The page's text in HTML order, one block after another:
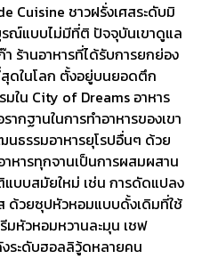
Cuisine ชาวฝรั่งเศสระดับมิ
ณ์แบบไม่มีที่ติ ปัจจุบันเขาดูแล
ร้านอาหารที่ได้รับการยกย่อง
สุดในโลก ตั้งอยู่บนยอดตึก
มใน City of Dreams อาหาร
กฐานในการทำอาหารของเขา
นธรรมอาหารยุโรปอื่นๆ ด้วย
หารทุกจานเป็นการผสมผสาน
บบสมัยใหม่ เช่น การดัดแปลง
ด้วยซุปหัวหอมแบบดั้งเดิมที่ใช้
มหัวหอมหวานละมุน เชฟ
ระดับฮอลลิวู้ดหลายคน